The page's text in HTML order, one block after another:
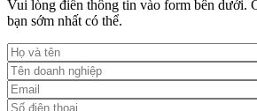
Vui lòng điền thông tin vào form bên dưới.
bạn sớm nhất có thể.